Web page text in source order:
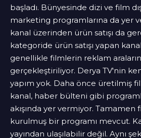
başladı. Bünyesinde dizi ve film
marketing programlarına da yer
kanal üzerinden ürün satışı da
kategoride ürün satışı yapan
genellikle filmlerin reklam
gerçekleştiriliyor. Derya TV'nin
yapım yok. Daha önce üretilmiş
kanal, haber bülteni gibi
akışında yer vermiyor.
kurulmuş bir programı mevcut.
yayından ulaşılabilir değil. Aynı